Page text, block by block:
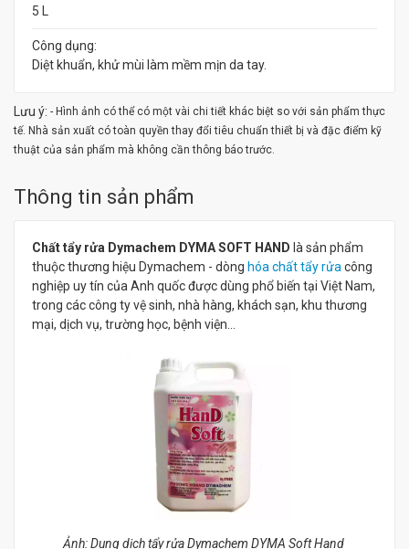
5 L
Công dụng:
Diệt khuẩn, khử mùi làm mềm mịn da tay.
Lưu ý: - Hình ảnh có thể có một vài chi tiết khác biệt so với sản phẩm thực
tế. Nhà sản xuất có toàn quyền thay đổi tiêu chuẩn thiết bị và đặc điểm kỹ
thuật của sản phẩm mà không cần thông báo trước.
Thông tin sản phẩm
Chất tẩy rửa Dymachem DYMA SOFT HAND là sản phẩm
thuộc thương hiệu Dymachem - dòng hóa chất tẩy rửa công
nghiệp uy tín của Anh quốc được dùng phổ biến tại Việt Nam,
trong các công ty vệ sinh, nhà hàng, khách sạn, khu thương
mại, dịch vụ, trường học, bệnh viện...
Ảnh: Dung dịch tẩy rửa Dymachem DYMA Soft Hand